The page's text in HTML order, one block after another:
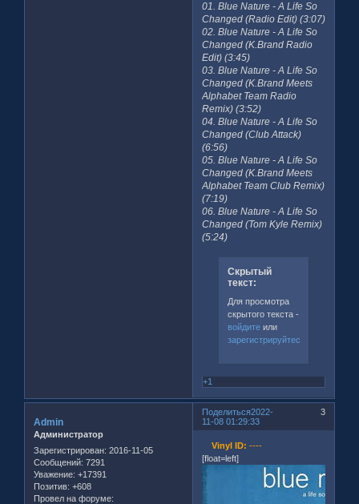
01. Blue Nature - A Life So
Changed (Radio Edit) (3:07)
02. Blue Nature - A Life So
Changed (K.Brand Radio
Edit) (3:45)
03. Blue Nature - A Life So
Changed (K.Brand Meets
Alphabet Team Radio
Remix) (3:52)
04. Blue Nature - A Life So
Changed (Club Attack)
(6:56)
05. Blue Nature - A Life So
Changed (K.Brand Meets
Alphabet Team Club Remix)
(7:19)
06. Blue Nature - A Life So
Changed (Tom Kyle Remix)
(5:24)
Скрытый
текст:
Для просмотра
скрытого текста -
войдитеили
зарегистрируйтесь
+1
Поделиться 3
2022-
11-08 01:29:33
Admin
Администратор
Зарегистрирован: 2016-11-05
Сообщений: 7291
Уважение: +17391
Позитив: +608
Провел на форуме:
Vinyl ID: ----
[float=left]